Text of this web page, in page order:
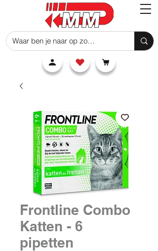
Frontline Combo
Katten - 6
pipetten